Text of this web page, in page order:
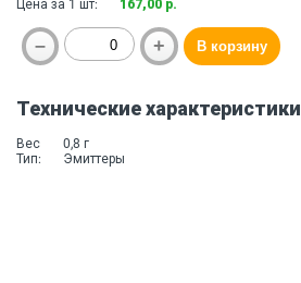
Цена за 1 шт: 167,00 р.
Технические характеристики
Вес
0,8 г
Тип:
Эмиттеры